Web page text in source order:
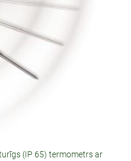
(IP 65) termometrs ar